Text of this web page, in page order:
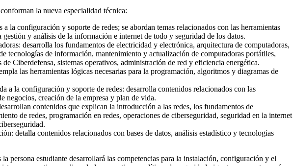
la nueva especialidad técnica:
la configuración y soporte de redes; se abordan temas relacionados con las herramientas
y análisis de la información e internet de todo y seguridad de los datos.
desarrolla los fundamentos de electricidad y electrónica, arquitectura de computadoras,
tecnologías de información, mantenimiento y actualización de computadoras portátiles,
Ciberdefensa, sistemas operativos, administración de red y eficiencia energética.
las herramientas lógicas necesarias para la programación, algoritmos y diagramas de
a la configuración y soporte de redes: desarrolla contenidos relacionados con las
negocios, creación de la empresa y plan de vida.
contenidos que explican la introducción a las redes, los fundamentos de
de redes, programación en redes, operaciones de ciberseguridad, seguridad en la internet
detalla contenidos relacionados con bases de datos, análisis estadístico y tecnologías
persona estudiante desarrollará las competencias para la instalación, configuración y el